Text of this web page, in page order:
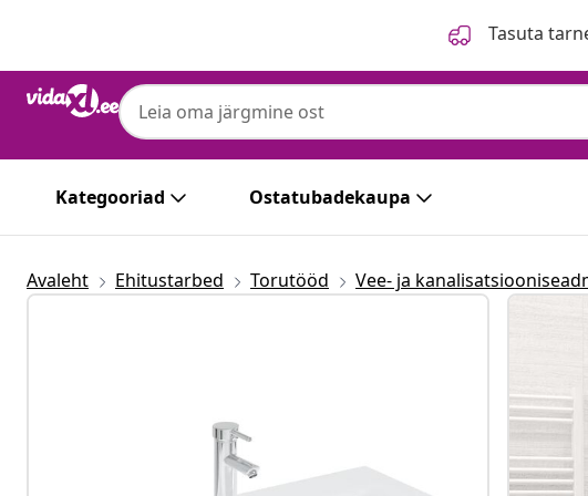
Tasuta
Kategooriad Ostatubadekaupa
Avaleht Ehitustarbed Torutööd Vee- ja